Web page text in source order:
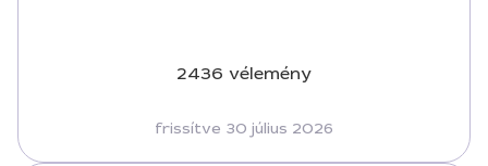
2436 vélemény
frissítve 30 július 2026